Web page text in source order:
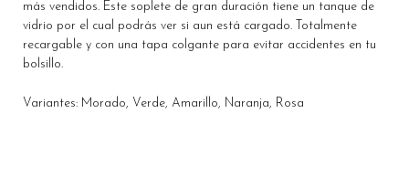
más vendidos. Este soplete de gran duración tiene un tanque de
vidrio por el cual podrás ver si aun está cargado. Totalmente
recargable y con una tapa colgante para evitar accidentes en tu
bolsillo.
Variantes: Morado, Verde, Amarillo, Naranja, Rosa